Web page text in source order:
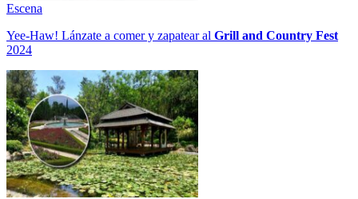
Escena
Yee-Haw! Lánzate a comer y zapatear al Grill and Country Fest
2024